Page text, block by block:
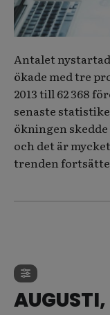
Antalet
ökade med tre
2013 till 62 368
senaste
ökningen
och det är
trenden